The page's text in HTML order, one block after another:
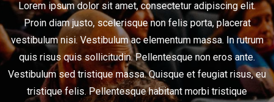
Lorem ipsum dolor sit amet, consectetur adipiscing elit.
Proin diam justo, scelerisque non felis porta, placerat
vestibulum nisi. Vestibulum ac elementum massa. In rutrum
quis risus quis sollicitudin. Pellentesque non eros ante.
Vestibulum sed tristique massa. Quisque et feugiat risus, eu
tristique felis. Pellentesque habitant morbi tristique